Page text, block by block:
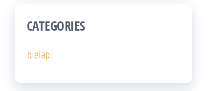
CATEGORIES
bielapi